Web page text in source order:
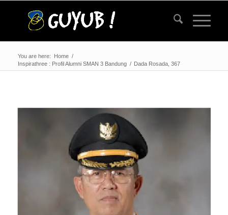
You are here: Home /
Inspirathree : Profil Alumni SMAN 3 Bandung / Dada Rosada, 367